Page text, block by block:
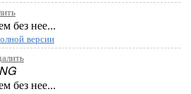
без нее...
версии
без нее...